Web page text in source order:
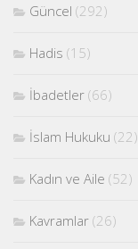
Güncel (292)
Hadis (15)
İbadetler (66)
İslam Hukuku (22)
Kadın ve Aile (52)
Kavramlar (26)